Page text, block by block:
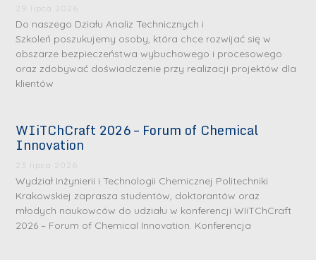
29 lipca 2026
Do naszego Działu Analiz Technicznych i
Szkoleń poszukujemy osoby, która chce rozwijać się w
obszarze bezpieczeństwa wybuchowego i procesowego
oraz zdobywać doświadczenie przy realizacji projektów dla
klientów
WIiTChCraft 2026 – Forum of Chemical
Innovation
23 lipca 2026
Wydział Inżynierii i Technologii Chemicznej Politechniki
Krakowskiej zaprasza studentów, doktorantów oraz
młodych naukowców do udziału w konferencji WIiTChCraft
2026 – Forum of Chemical Innovation. Konferencja